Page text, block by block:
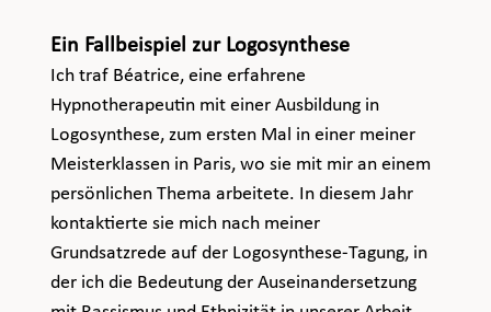
Ein Fallbeispiel zur Logosynthese
Ich traf Béatrice, eine erfahrene
Hypnotherapeutin mit einer Ausbildung in
Logosynthese, zum ersten Mal in einer meiner
Meisterklassen in Paris, wo sie mit mir an einem
persönlichen Thema arbeitete. In diesem Jahr
kontaktierte sie mich nach meiner
Grundsatzrede auf der Logosynthese-Tagung, in
der ich die Bedeutung der Auseinandersetzung